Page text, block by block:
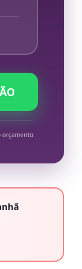
orçamento